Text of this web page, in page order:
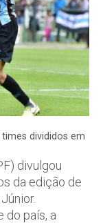
divididos em
divulgou
da edição de
do país, a